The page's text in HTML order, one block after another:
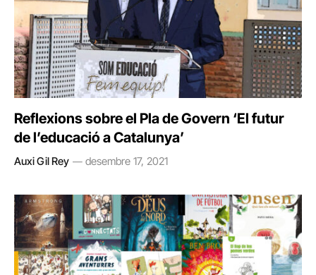
Reflexions sobre el Pla de Govern ‘El futur
de l’educació a Catalunya’
Auxi Gil Rey desembre 17, 2021